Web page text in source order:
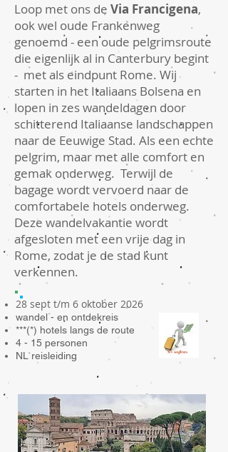
Loop met ons de Via Francigena,
ook wel oude Frankenweg
genoemd - een oude pelgrimsroute
die eigenlijk al in Canterbury begint
- met als eindpunt Rome. Wij
starten in het Italiaans Bolsena en
lopen in zes wandeldagen door
schitterend Italiaanse landschappen
naar de Eeuwige Stad. Als een echte
pelgrim, maar met alle comfort en
gemak onderweg. Terwijl de
bagage wordt vervoerd naar de
comfortabele hotels onderweg.
Deze wandelvakantie wordt
afgesloten met een vrije dag in
Rome, zodat je de stad kunt
verkennen.
28 sept t/m 6 oktober 2026
wandel - en ontdekreis
***(*) hotels langs de route
4 - 15 personen
NL reisleiding